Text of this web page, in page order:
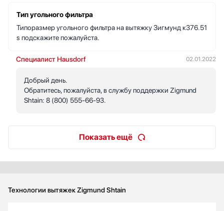
Тип угольного фильтра
Типоразмер угольного фильтра на вытяжку Зигмунд к376.51
s подскажите пожалуйста.
Специалист Hausdorf 02.01.2022
Добрый день.
Обратитесь, пожалуйста, в службу поддержки Zigmund
Shtain: 8 (800) 555-66-93.
Показать ещё
Технологии вытяжек Zigmund Shtain